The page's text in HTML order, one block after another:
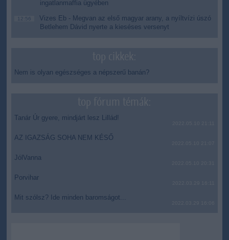
ingatlanmaffia ügyében
12:56
Vizes Eb - Megvan az első magyar arany, a nyíltvízi úszó
Betlehem Dávid nyerte a kieséses versenyt
Nem is olyan egészséges a népszerű banán?
Tanár Úr gyere, mindjárt lesz Lillád!
AZ IGAZSÁG SOHA NEM KÉSŐ
JólVanna
Porvihar
Mit szólsz? Ide minden baromságot...